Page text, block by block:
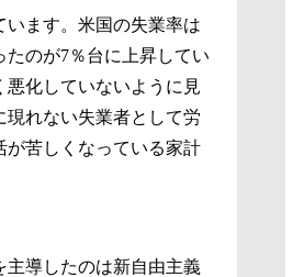
います。米国の失業率は
のが7％台に上昇してい
悪化していないように見
現れない失業者として労
が苦しくなっている家計
主導したのは新自由主義